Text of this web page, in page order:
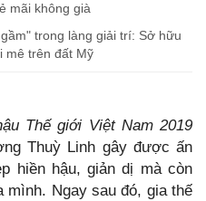
mãi không già
trong làng giải trí: Sở hữu
mê trên đất Mỹ
Thế giới Việt Nam 2019
Thuỳ Linh gây được ấn
hiền hậu, giản dị mà còn
mình. Ngay sau đó, gia thế